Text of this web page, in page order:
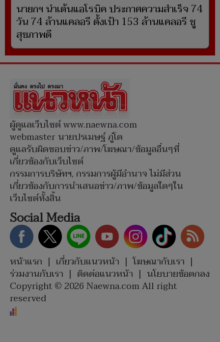
นายกฯ นำเต้นแอโรบิค ประกาศความสำเร็จ 74
วัน 74 ล้านแคลอรี ตั้งเป้า 153 ล้านแคลอรี ชู
สุขภาพดี
ผู้ดูแลเว็บไซต์ www.naewna.com
webmaster นายปรเมษฐ์ ภู่โต
ดูแลรับผิดชอบข่าว/ภาพ/โฆษณา/ข้อมูลอื่นๆที่
เกี่ยวข้องกับเว็บไซต์
กรรมการบริษัทฯ, กรรมการผู้มีอำนาจ ไม่มีส่วน
เกี่ยวข้องกับการนำเสนอข่าว/ภาพ/ข้อมูลใดๆใน
เว็บไซต์ทั้งสิ้น
Social Media
หน้าแรก | เกี่ยวกับแนวหน้า | โฆษณากับเรา |
ร่วมงานกับเรา | ติดต่อแนวหน้า | นโยบายข้อตกลง
Copyright © 2026 Naewna.com All right
reserved